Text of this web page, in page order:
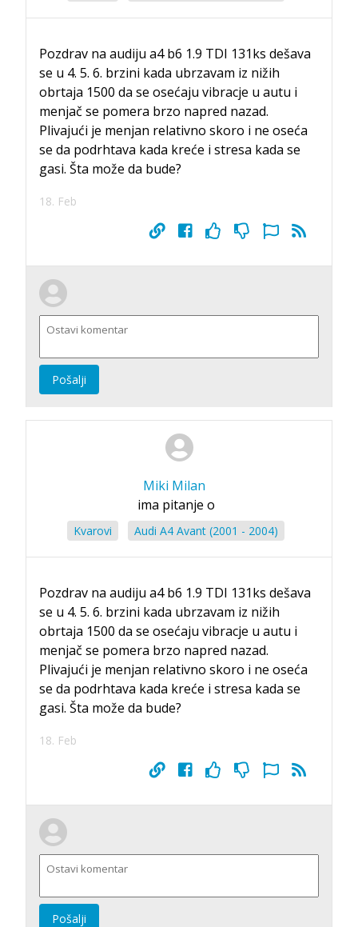
Pozdrav na audiju a4 b6 1.9 TDI 131ks dešava
se u 4. 5. 6. brzini kada ubrzavam iz nižih
obrtaja 1500 da se osećaju vibracje u autu i
menjač se pomera brzo napred nazad.
Plivajući je menjan relativno skoro i ne oseća
se da podrhtava kada kreće i stresa kada se
gasi. Šta može da bude?
18. Feb
Pošalji
Miki Milan
ima pitanje o
Kvarovi Audi A4 Avant (2001 - 2004)
Pozdrav na audiju a4 b6 1.9 TDI 131ks dešava
se u 4. 5. 6. brzini kada ubrzavam iz nižih
obrtaja 1500 da se osećaju vibracje u autu i
menjač se pomera brzo napred nazad.
Plivajući je menjan relativno skoro i ne oseća
se da podrhtava kada kreće i stresa kada se
gasi. Šta može da bude?
18. Feb
Pošalji